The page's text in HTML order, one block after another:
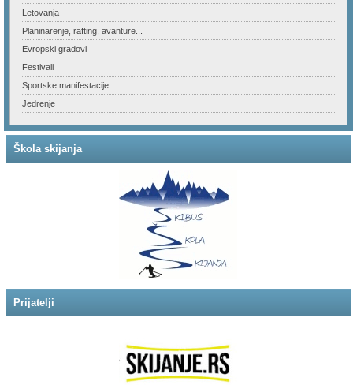
Letovanja
Planinarenje, rafting, avanture...
Evropski gradovi
Festivali
Sportske manifestacije
Jedrenje
Škola skijanja
Prijatelji